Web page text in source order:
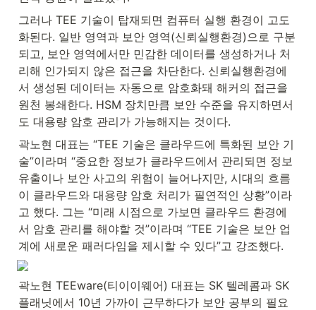
그러나 TEE 기술이 탑재되면 컴퓨터 실행 환경이 고도
화된다. 일반 영역과 보안 영역(신뢰실행환경)으로 구분
되고, 보안 영역에서만 민감한 데이터를 생성하거나 처
리해 인가되지 않은 접근을 차단한다. 신뢰실행환경에
서 생성된 데이터는 자동으로 암호화돼 해커의 접근을
원천 봉쇄한다. HSM 장치만큼 보안 수준을 유지하면서
도 대용량 암호 관리가 가능해지는 것이다.
곽노현 대표는 “TEE 기술은 클라우드에 특화된 보안 기
술”이라며 “중요한 정보가 클라우드에서 관리되면 정보
유출이나 보안 사고의 위험이 늘어나지만, 시대의 흐름
이 클라우드와 대용량 암호 처리가 필연적인 상황”이라
고 했다. 그는 “미래 시점으로 가보면 클라우드 환경에
서 암호 관리를 해야할 것”이라며 “TEE 기술은 보안 업
계에 새로운 패러다임을 제시할 수 있다”고 강조했다.
곽노현 TEEware(티이이웨어) 대표는 SK 텔레콤과 SK
플래닛에서 10년 가까이 근무하다가 보안 공부의 필요